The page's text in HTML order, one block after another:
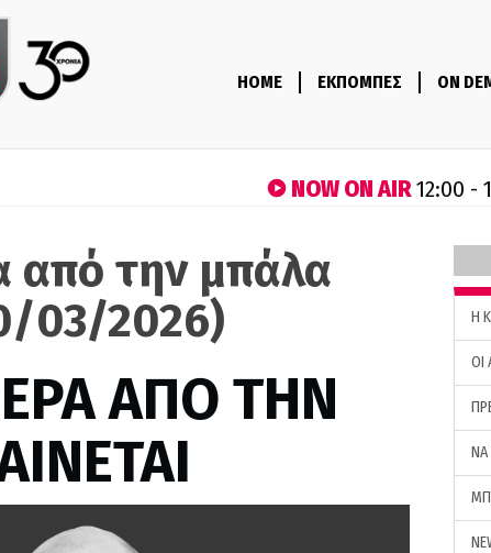
HOME ΕΚΠΟΜΠΕΣ ON
NOW ON AIR12:00 -
από την μπάλα
03/2026)
ΑΠΟ ΤΗΝ
H
ΟΙ
ΝΑ